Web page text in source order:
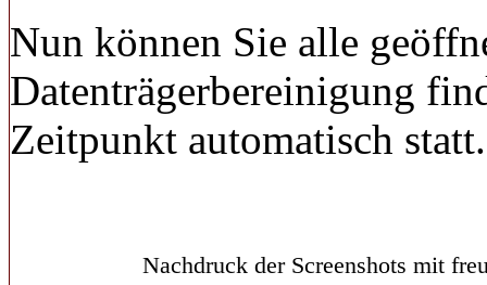
Nun können Sie alle
Datenträgerbereinigung
Zeitpunkt automatisch statt.
Nachdruck der Screenshots mit